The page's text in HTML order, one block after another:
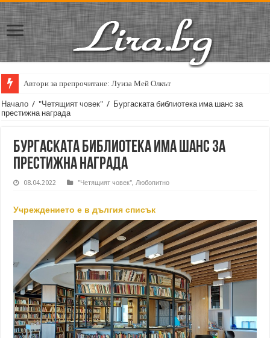
Автори за препрочитане: Луиза Мей Олкът
Кирил Кадийски: „Плачът на големия поет винаги е и сила, и
Начало / "Четящият човек" / Бургаската библиотека има шанс за
престижна награда
Бургаската библиотека има шанс за
престижна награда
08.04.2022 "Четящият човек",Любопитно
Учреждението е в дългия списък